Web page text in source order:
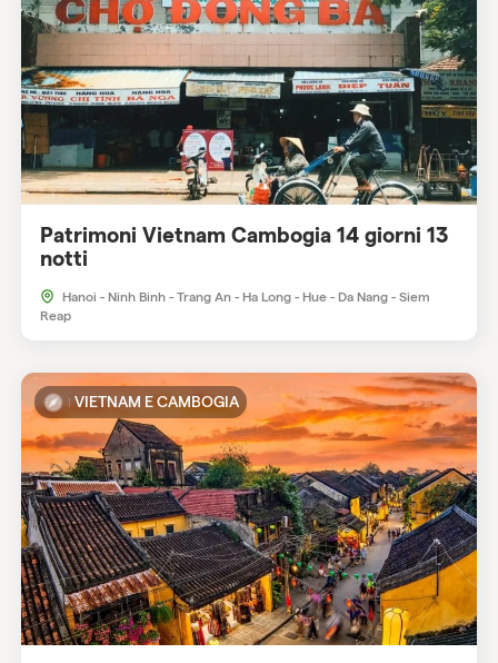
Patrimoni Vietnam Cambogia 14 giorni 13
notti
Hanoi - Ninh Binh - Trang An - Ha Long - Hue - Da Nang - Siem
Reap
VIETNAM E CAMBOGIA